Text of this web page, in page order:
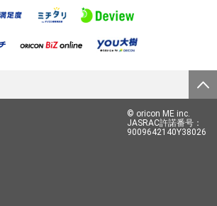
© oricon ME inc.
JASRAC許諾番号：
9009642140Y38026